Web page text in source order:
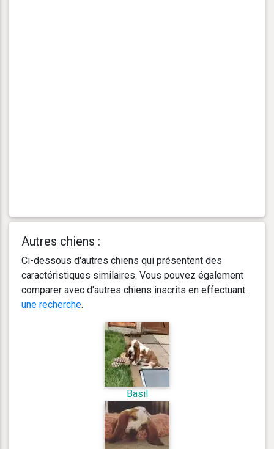
Autres chiens :
Ci-dessous d'autres chiens qui présentent des
caractéristiques similaires. Vous pouvez également
comparer avec d'autres chiens inscrits en effectuant
une recherche.
Basil